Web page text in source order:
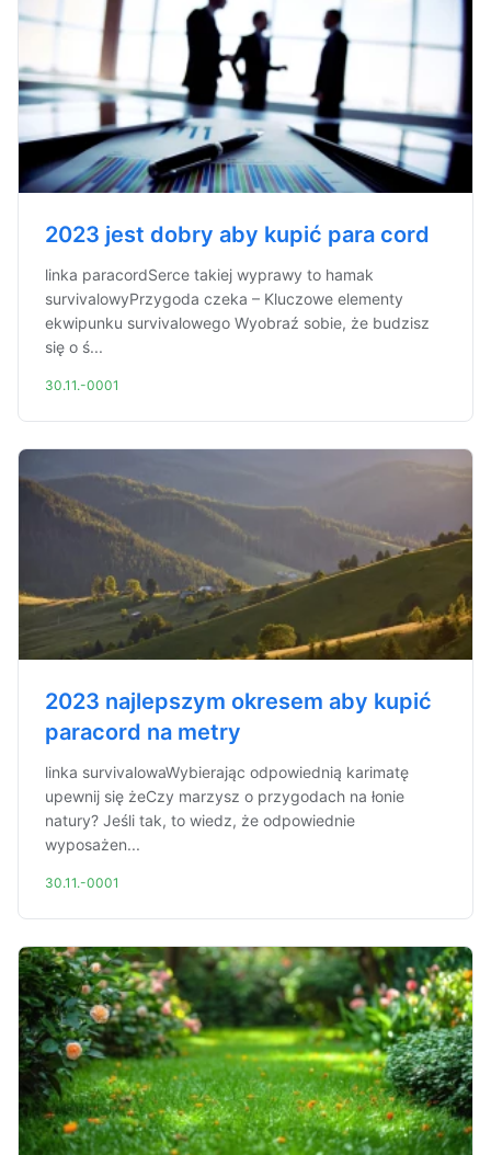
2023 jest dobry aby kupić para cord
linka paracordSerce takiej wyprawy to hamak
survivalowyPrzygoda czeka – Kluczowe elementy
ekwipunku survivalowego Wyobraź sobie, że budzisz
się o ś...
30.11.-0001
2023 najlepszym okresem aby kupić
paracord na metry
linka survivalowaWybierając odpowiednią karimatę
upewnij się żeCzy marzysz o przygodach na łonie
natury? Jeśli tak, to wiedz, że odpowiednie
wyposażen...
30.11.-0001